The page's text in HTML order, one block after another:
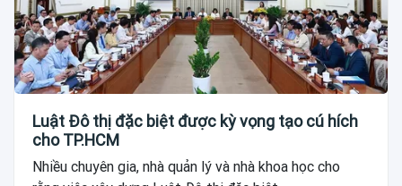
Luật Đô thị đặc biệt được kỳ vọng tạo cú hích
cho TP.HCM
Nhiều chuyên gia, nhà quản lý và nhà khoa học cho